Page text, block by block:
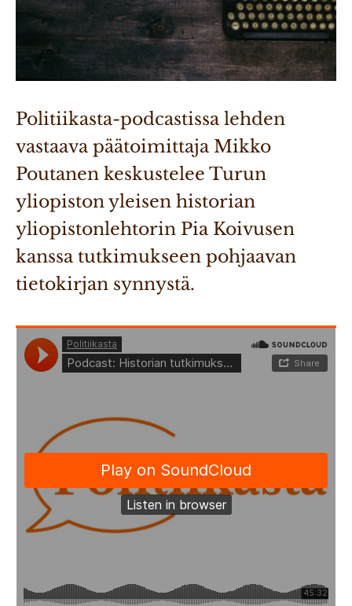
Politiikasta-podcastissa lehden
vastaava päätoimittaja Mikko
Poutanen keskustelee Turun
yliopiston yleisen historian
yliopistonlehtorin Pia Koivusen
kanssa tutkimukseen pohjaavan
tietokirjan synnystä.